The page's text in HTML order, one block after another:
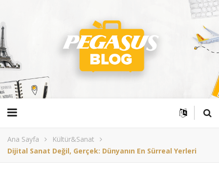
Ana Sayfa
Kültür&Sanat
Dijital Sanat Değil, Gerçek: Dünyanın En Sürreal Yerleri